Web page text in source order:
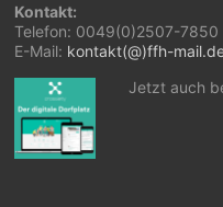
Kontakt:
Telefon: 0049(0)2507-7850
E-Mail: kontakt(@)ffh-
Jetzt auch